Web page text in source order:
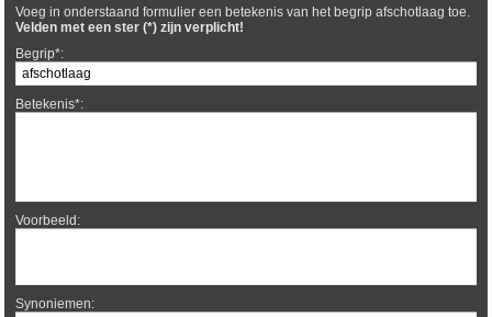
Voeg in onderstaand formulier een betekenis van het begrip afschotlaag toe.
Velden met een ster (*) zijn verplicht!
Begrip*:
Betekenis*:
Voorbeeld:
Synoniemen: